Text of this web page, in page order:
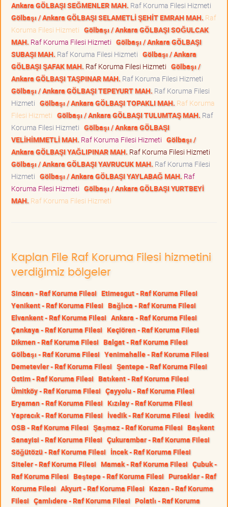
Ankara GÖLBAŞI SEĞMENLER MAH. Raf Koruma Filesi Hizmeti
Gölbaşı / Ankara GÖLBAŞI SELAMETLİ ŞEHİT EMRAH MAH. Raf
Koruma Filesi Hizmeti Gölbaşı / Ankara GÖLBAŞI SOĞULCAK
MAH. Raf Koruma Filesi Hizmeti Gölbaşı / Ankara GÖLBAŞI
SUBAŞI MAH. Raf Koruma Filesi Hizmeti Gölbaşı / Ankara
GÖLBAŞI ŞAFAK MAH. Raf Koruma Filesi Hizmeti Gölbaşı /
Ankara GÖLBAŞI TAŞPINAR MAH. Raf Koruma Filesi Hizmeti
Gölbaşı / Ankara GÖLBAŞI TEPEYURT MAH. Raf Koruma Filesi
Hizmeti Gölbaşı / Ankara GÖLBAŞI TOPAKLI MAH. Raf Koruma
Filesi Hizmeti Gölbaşı / Ankara GÖLBAŞI TULUMTAŞ MAH. Raf
Koruma Filesi Hizmeti Gölbaşı / Ankara GÖLBAŞI
VELİHİMMETLİ MAH. Raf Koruma Filesi Hizmeti Gölbaşı /
Ankara GÖLBAŞI YAĞLIPINAR MAH. Raf Koruma Filesi Hizmeti
Gölbaşı / Ankara GÖLBAŞI YAVRUCUK MAH. Raf Koruma Filesi
Hizmeti Gölbaşı / Ankara GÖLBAŞI YAYLABAĞ MAH. Raf
Koruma Filesi Hizmeti Gölbaşı / Ankara GÖLBAŞI YURTBEYİ
MAH. Raf Koruma Filesi Hizmeti
Kaplan File Raf Koruma Filesi hizmetini
verdiğimiz bölgeler
Sincan - Raf Koruma Filesi Etimesgut - Raf Koruma Filesi
Yenikent - Raf Koruma Filesi Bağlıca - Raf Koruma Filesi
Elvankent - Raf Koruma Filesi Ankara - Raf Koruma Filesi
Çankaya - Raf Koruma Filesi Keçiören - Raf Koruma Filesi
Dikmen - Raf Koruma Filesi Balgat - Raf Koruma Filesi
Gölbaşı - Raf Koruma Filesi Yenimahalle - Raf Koruma Filesi
Demetevler - Raf Koruma Filesi Şentepe - Raf Koruma Filesi
Ostim - Raf Koruma Filesi Batıkent - Raf Koruma Filesi
Ümitköy - Raf Koruma Filesi Çayyolu - Raf Koruma Filesi
Eryaman - Raf Koruma Filesi Kızılay - Raf Koruma Filesi
Yapracık - Raf Koruma Filesi İvedik - Raf Koruma Filesi İvedik
OSB - Raf Koruma Filesi Şaşmaz - Raf Koruma Filesi Başkent
Sanayisi - Raf Koruma Filesi Çukurambar - Raf Koruma Filesi
Söğütözü - Raf Koruma Filesi İncek - Raf Koruma Filesi
Siteler - Raf Koruma Filesi Mamak - Raf Koruma Filesi Çubuk -
Raf Koruma Filesi Beştepe - Raf Koruma Filesi Pursaklar - Raf
Koruma Filesi Akyurt - Raf Koruma Filesi Kazan - Raf Koruma
Filesi Çamlıdere - Raf Koruma Filesi Polatlı - Raf Koruma